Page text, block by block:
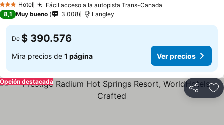
3 Estrellas
Hotel Fácil acceso a la autopista Trans-Canada
8,1 Muy bueno 3.008 Langley
De $ 390.576
Mira precios de 1 página Ver precios
Compartir
Opción destacada